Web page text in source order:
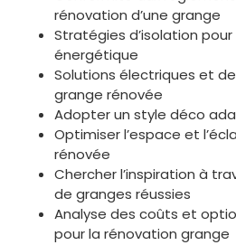
rénovation d’une grange
Stratégies d’isolation
énergétique
Solutions électriques et
grange rénovée
Adopter un style déco
Optimiser l’espace et
rénovée
Chercher l’inspiration à
de granges réussies
Analyse des coûts et
pour la rénovation grange